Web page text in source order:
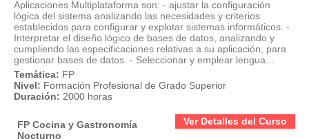
Aplicaciones Multiplataforma son: - ajustar la configuración
lógica del sistema analizando las necesidades y criterios
establecidos para configurar y explotar sistemas informáticos. -
Interpretar el diseño lógico de bases de datos, analizando y
cumpliendo las especificaciones relativas a su aplicación, para
gestionar bases de datos. - Seleccionar y emplear lengua...
Temática: FP
Nivel: Formación Profesional de Grado Superior
Duración: 2000 horas
Ver Detalles del Curso
FP Cocina y Gastronomía
Nocturno